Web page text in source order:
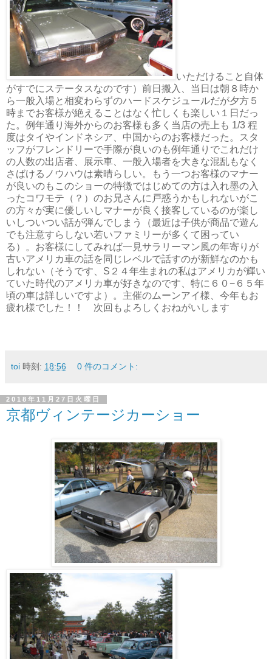
いただけること自体
がすでにステータスなのです）前日搬入、当日は朝８時か
ら一般入場と相変わらずのハードスケジュールだが夕方５
時までお客様が絶えることはなく忙しくも楽しい１日だっ
た。例年通り海外からのお客様も多く当店の売上も 1/3 程
度はタイやインドネシア、中国からのお客様だった。スタ
ッフがフレンドリーで手際が良いのも例年通りでこれだけ
の人数の出店者、展示車、一般入場者を大きな混乱もなく
さばけるノウハウは素晴らしい。もう一つお客様のマナー
が良いのもこのショーの特徴ではじめての方は入れ墨の入
ったコワモテ（？）のお兄さんに戸惑うかもしれないがこ
の方々が実に優しいしマナーが良く接客しているのが楽し
いしついつい話が弾んでしまう（最近は子供が商品で遊ん
でも注意すらしない若いファミリーが多くて困ってい
る）。お客様にしてみれば一見サラリーマン風の年寄りが
古いアメリカ車の話を同じレベルで話すのが新鮮なのかも
しれない（そうです、S２４年生まれの私はアメリカが輝い
ていた時代のアメリカ車が好きなのです、特に６０−６５年
頃の車は詳しいですよ）。主催のムーンアイ様、今年もお
疲れ様でした！！ 次回もよろしくおねがいします
toi 時刻: 18:56 0 件のコメント:
2018年11月27日火曜日
京都ヴィンテージカーショー